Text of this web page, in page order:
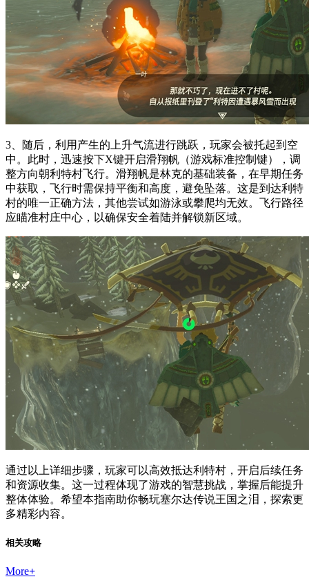
3、随后，利用产生的上升气流进行跳跃，玩家会被托起到空
中。此时，迅速按下X键开启滑翔帆（游戏标准控制键），调
整方向朝利特村飞行。滑翔帆是林克的基础装备，在早期任务
中获取，飞行时需保持平衡和高度，避免坠落。这是到达利特
村的唯一正确方法，其他尝试如游泳或攀爬均无效。飞行路径
应瞄准村庄中心，以确保安全着陆并解锁新区域。
通过以上详细步骤，玩家可以高效抵达利特村，开启后续任务
和资源收集。这一过程体现了游戏的智慧挑战，掌握后能提升
整体体验。希望本指南助你畅玩塞尔达传说王国之泪，探索更
多精彩内容。
相关攻略
More+